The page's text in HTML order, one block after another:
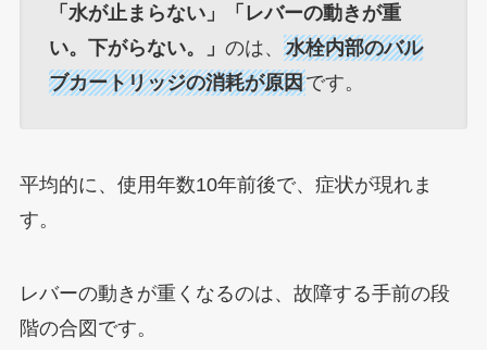
「水が止まらない」「レバーの動きが重
い。下がらない。」 のは、 水栓内部のバル
ブカートリッジの消耗が原因です。
平均的に、使用年数10年前後で、症状が現れま
す。
レバーの動きが重くなるのは、故障する手前の段
階の合図です。